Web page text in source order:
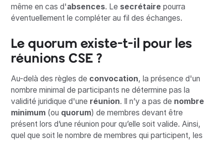
même en cas d'absences. Le secrétaire pourra
éventuellement le compléter au fil des échanges.
Le quorum existe-t-il pour les
réunions CSE ?
Au-delà des règles de convocation, la présence d'un
nombre minimal de participants ne détermine pas la
validité juridique d'une réunion. Il n’y a pas de nombre
minimum (ou quorum) de membres devant être
présent lors d’une réunion pour qu’elle soit valide. Ainsi,
quel que soit le nombre de membres qui participent, les